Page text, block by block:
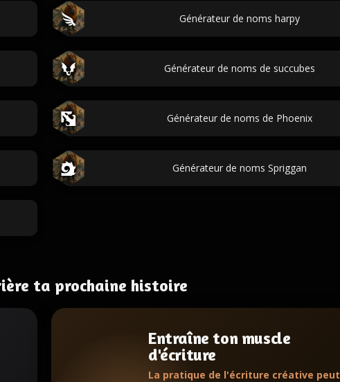
Générateur de noms harpy
Générateur de noms de succubes
Générateur de noms de Phoenix
Générateur de noms Spriggan
ta prochaine histoire
Entraîne ton muscle
d'écriture
La pratique de l'écriture créative peut